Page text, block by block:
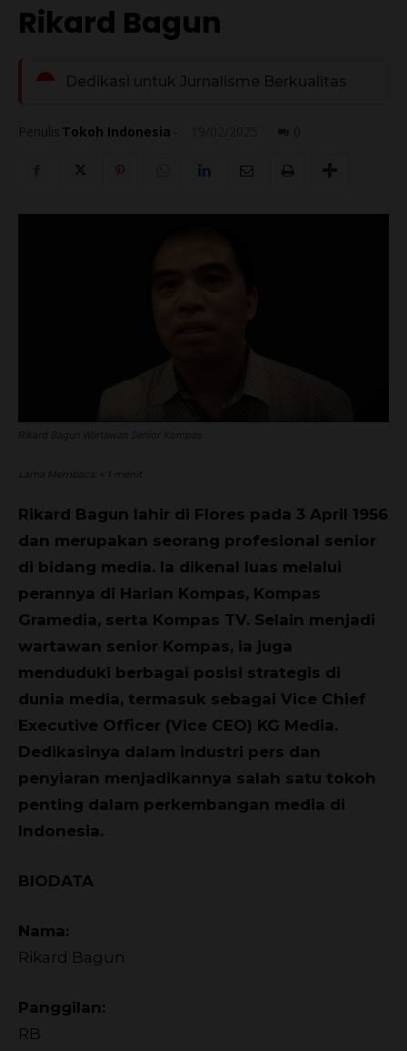
Rikard Bagun
Dedikasi untuk Jurnalisme Berkualitas
Tokoh Indonesia
Lama Membaca: < 1 menit
Rikard Bagun lahir di Flores pada 3 April 1956
dan merupakan seorang profesional senior
di bidang media. Ia dikenal luas melalui
perannya di Harian Kompas, Kompas
Gramedia, serta Kompas TV. Selain menjadi
wartawan senior Kompas, ia juga
menduduki berbagai posisi strategis di
dunia media, termasuk sebagai Vice Chief
Executive Officer (Vice CEO) KG Media.
Dedikasinya dalam industri pers dan
penyiaran menjadikannya salah satu tokoh
penting dalam perkembangan media di
Indonesia.
BIODATA
Nama:
Rikard Bagun
Panggilan:
RB